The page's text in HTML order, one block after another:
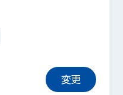
変更